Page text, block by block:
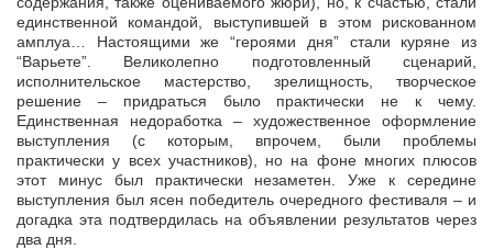
единственной командой, выступившей в этом рискованном
амплуа… Настоящими же “героями дня” стали куряне из
“Варьете”. Великолепно подготовленный сценарий,
исполнительское мастерство, зрелищность, творческое
решение – придраться было практически не к чему.
Единственная недоработка – художественное оформление
выступления (с которым, впрочем, были проблемы
практически у всех участников), но на фоне многих плюсов
этот минус был практически незаметен. Уже к середине
выступления был ясен победитель очередного фестиваля – и
догадка эта подтвердилась на объявлении результатов через
два дня.